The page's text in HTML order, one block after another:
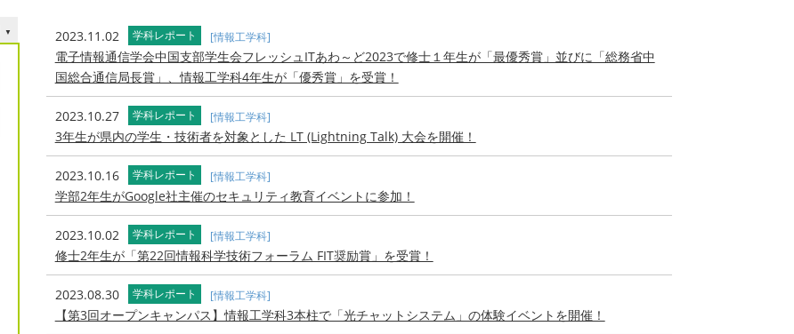
2023.11.02 学科レポート [情報工学科]
電子情報通信学会中国支部学生会フレッシュITあわ～ど2023で修士１年生が「最優秀賞」並びに「総務省中
国総合通信局長賞」、情報工学科4年生が「優秀賞」を受賞！
2023.10.27 学科レポート [情報工学科]
3年生が県内の学生・技術者を対象とした LT (Lightning Talk) 大会を開催！
2023.10.16 学科レポート [情報工学科]
学部2年生がGoogle社主催のセキュリティ教育イベントに参加！
2023.10.02 学科レポート [情報工学科]
修士2年生が「第22回情報科学技術フォーラム FIT奨励賞」を受賞！
2023.08.30 学科レポート [情報工学科]
【第3回オープンキャンパス】情報工学科3本柱で「光チャットシステム」の体験イベントを開催！